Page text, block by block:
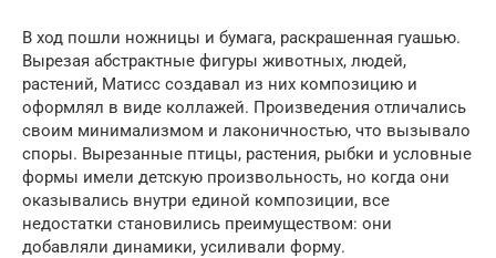
В ход пошли ножницы и бумага, раскрашенная гуашью.
Вырезая абстрактные фигуры животных, людей,
растений, Матисс создавал из них композицию и
оформлял в виде коллажей. Произведения отличались
своим минимализмом и лаконичностью, что вызывало
споры. Вырезанные птицы, растения, рыбки и условные
формы имели детскую произвольность, но когда они
оказывались внутри единой композиции, все
недостатки становились преимуществом: они
добавляли динамики, усиливали форму.